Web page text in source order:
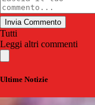
Invia Commento
Tutti
Leggi altri commenti
Ultime Notizie